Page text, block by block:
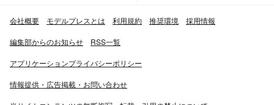
会社概要 モデルプレスとは 利用規約 推奨環境 採用情報
編集部からのお知らせ RSS一覧
アプリケーションプライバシーポリシー
情報提供・広告掲載・お問い合わせ